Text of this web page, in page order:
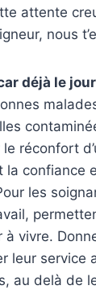
attente
nous
déjà le
réconfort
la confiance
les
vivre.
leur service
au delà de